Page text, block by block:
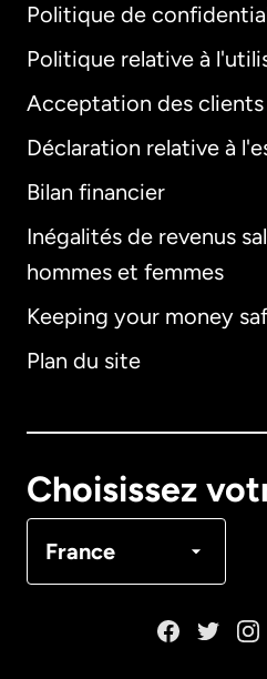
Politique de
Politique relative à
Acceptation des clients
Déclaration relative à
Bilan financier
Inégalités de revenus
hommes et femmes
Keeping your money
Plan du site
Choisissez
France
International
Allemagne
Français